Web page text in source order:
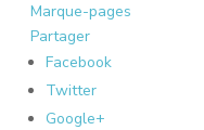
Marque-pages
Partager
Facebook
Twitter
Google+